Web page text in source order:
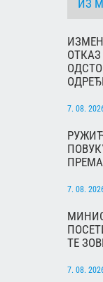
ИЗ
ОТКАЗ
7. 08.
7. 08.
ТЕ
7. 08.